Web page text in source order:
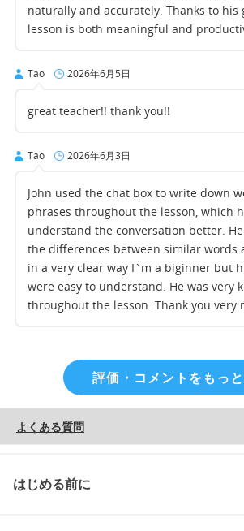
naturally and accurately. Thanks to his
lesson is both meaningful and
Tao 2026年6月5日
great teacher!! thank you!!
Tao 2026年6月3日
John used the chat box to write down
phrases throughout the lesson, which
understand the conversation better.
the differences between similar words
in a very clear way I`m a biginner but
were easy to understand. He was very
throughout the lesson. Thank you very
評価・コメントをもっ
よくある質問
はじめる前に